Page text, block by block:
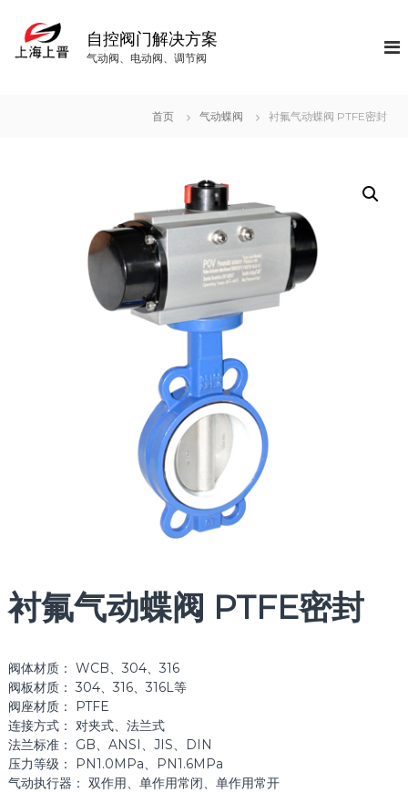
自控阀门解决方案
气动阀、电动阀、调节阀
首页 气动蝶阀 衬氟气动蝶阀 PTFE密封
衬氟气动蝶阀 PTFE密封
阀体材质： WCB、304、316
阀板材质： 304、316、316L等
阀座材质： PTFE
连接方式： 对夹式、法兰式
法兰标准： GB、ANSI、JIS、DIN
压力等级： PN1.0MPa、PN1.6MPa
气动执行器： 双作用、单作用常闭、单作用常开